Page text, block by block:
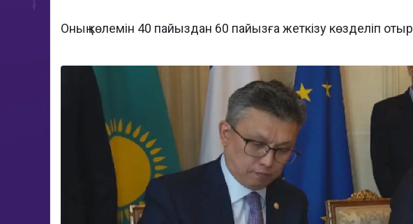
Оның көлемін 40 пайыздан 60 пайызға жеткізу көзделіп отыр